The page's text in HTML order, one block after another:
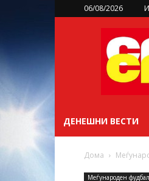
06/08/2026
ДЕНЕШНИ ВЕСТИ
Дома
Меѓународен фудбал